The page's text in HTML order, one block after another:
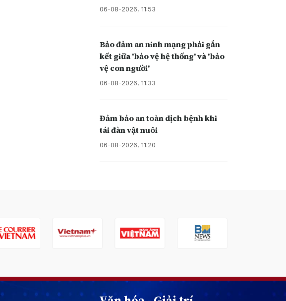
06-08-2026, 11:53
Bảo đảm an ninh mạng phải gắn
kết giữa 'bảo vệ hệ thống' và 'bảo
vệ con người'
06-08-2026, 11:33
Đảm bảo an toàn dịch bệnh khi
tái đàn vật nuôi
06-08-2026, 11:20